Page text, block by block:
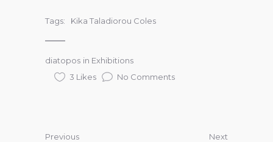
Tags: Kika Taladiorou Coles
diatopos in Exhibitions
3 Likes
No Comments
Previous Next